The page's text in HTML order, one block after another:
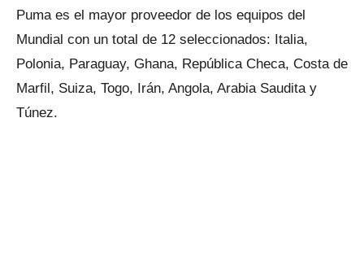
Puma es el mayor proveedor de los equipos del
Mundial con un total de 12 seleccionados: Italia,
Polonia, Paraguay, Ghana, República Checa, Costa de
Marfil, Suiza, Togo, Irán, Angola, Arabia Saudita y
Túnez.